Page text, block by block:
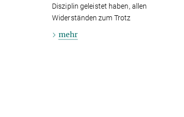
Disziplin geleistet haben, allen
Widerständen zum Trotz
mehr